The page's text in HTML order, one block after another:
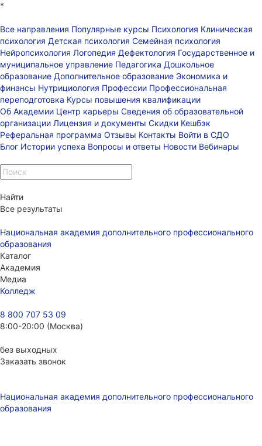
*
Все направления Популярные курсы Психология Клиническая
психология Детская психология Семейная психология
Нейропсихология Логопедия Дефектология Государственное и
муниципальное управление Педагогика Дошкольное
образование Дополнительное образование Экономика и
финансы Нутрициология Профессии Профессиональная
переподготовка Курсы повышения квалификации
Об Академии Центр карьеры Сведения об образовательной
организации Лицензия и документы Скидки Кешбэк
Реферальная программа Отзывы Контакты Войти в СДО
Блог Истории успеха Вопросы и ответы Новости Вебинары
Найти
Все результаты
Национальная академия дополнительного профессионального
образования
Каталог
Академия
Медиа
Колледж
8 800 707 53 09
8:00-20:00 (Москва)
без выходных
Заказать звонок
Национальная академия дополнительного профессионального
образования